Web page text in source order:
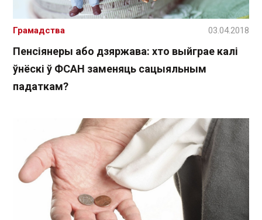
Пенсіянеры або дзяржава: хто выйграе калі
ўнёскі ў ФСАН заменяць сацыяльным
падаткам?
Грамадства 03.04.2018